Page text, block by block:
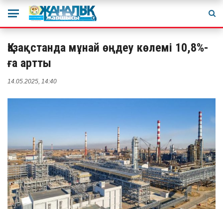
Қазақстанда мұнай өңдеу көлемі 10,8%-
ға артты
14.05.2025, 14:40